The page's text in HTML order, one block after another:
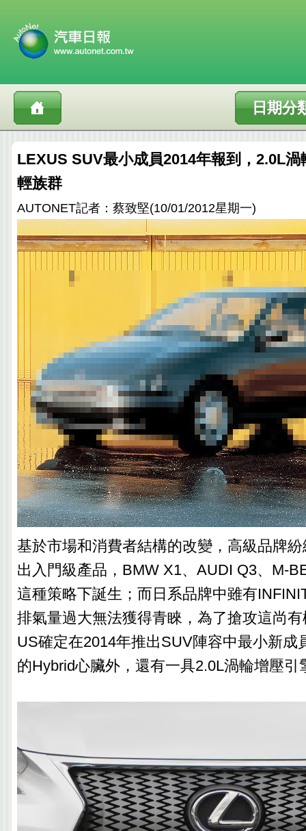
日期分
LEXUS SUV最小成員2014年報到，2.0L
輕族群
AUTONET記者：蔡致堅(10/01/2012星期一)
基於市場和消費者結構的改變，高級品牌
出入門級產品，BMW X1、AUDI Q3、M-
這種策略下誕生；而日系品牌中雖有
排氣量過大無法獲得青睞，為了搶攻這尚
US確定在2014年推出SUV陣容中最小新成
的Hybrid心臟外，還有一具2.0L渦輪增壓引